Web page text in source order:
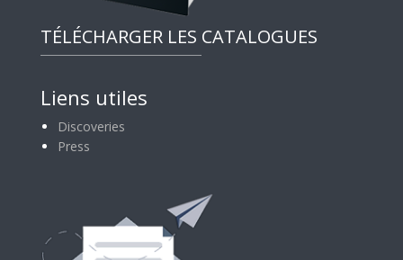
TÉLÉCHARGER LES CATALOGUES
Liens utiles
Discoveries
Press